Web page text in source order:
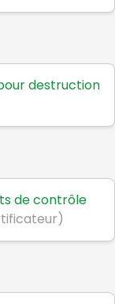
destruction
de contrôle